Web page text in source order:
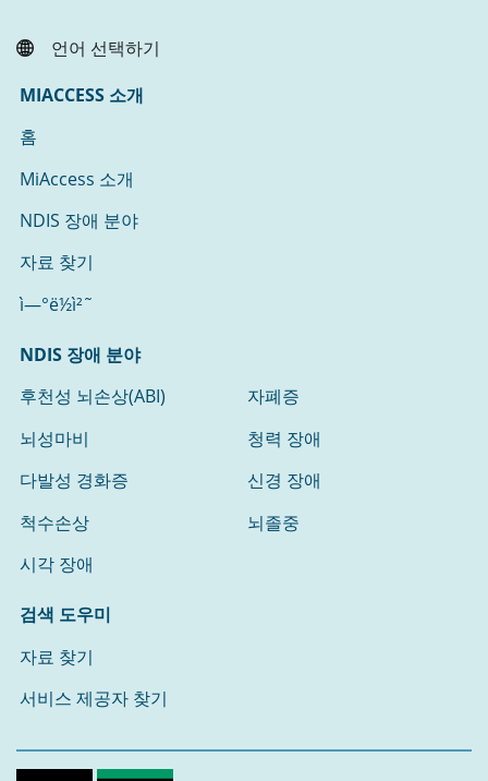
언어 선택하기
MIACCESS 소개
홈
MiAccess 소개
NDIS 장애 분야
자료 찾기
ì—°ë½ì²˜
NDIS 장애 분야
후천성 뇌손상(ABI)
자폐증
뇌성마비
청력 장애
다발성 경화증
신경 장애
척수손상
뇌졸중
시각 장애
검색 도우미
자료 찾기
서비스 제공자 찾기